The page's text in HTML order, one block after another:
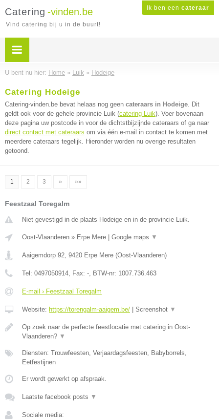
Ik ben een cateraar
Catering -vinden.be
Vind catering bij u in de buurt!
U bent nu hier: Home » Luik » Hodeige
Catering Hodeige
Catering-vinden.be bevat helaas nog geen cateraars in Hodeige. Dit
geldt ook voor de gehele provincie Luik (catering Luik). Voer bovenaan
deze pagina uw postcode in voor de dichtstbijzijnde cateraars of ga naar
direct contact met cateraars om via één e-mail in contact te komen met
meerdere cateraars tegelijk. Hieronder worden nu overige resultaten
getoond.
1 2 3 » »»
Feestzaal Toregalm
Niet gevestigd in de plaats Hodeige en in de provincie Luik.
Oost-Vlaanderen » Erpe Mere Google maps ▼
Aaigemdorp 92, 9420 Erpe Mere (Oost-Vlaanderen)
Tel: 0497050914, Fax: -, BTW-nr: 1007.736.463
E-mail › Feestzaal Toregalm
Website: https://torengalm-aaigem.be/ Screenshot ▼
Op zoek naar de perfecte feestlocatie met catering in Oost-
Vlaanderen? ▼
Diensten: Trouwfeesten, Verjaardagsfeesten, Babyborrels,
Eetfestijnen
Er wordt gewerkt op afspraak.
Laatste facebook posts ▼
Sociale media: